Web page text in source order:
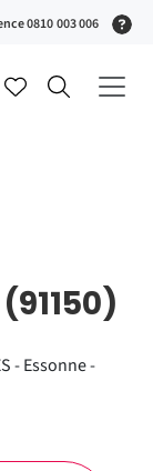
0810 003 006
- Essonne -